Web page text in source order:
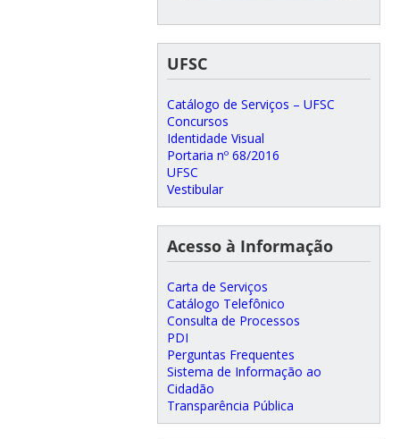
UFSC
Catálogo de Serviços – UFSC
Concursos
Identidade Visual
Portaria nº 68/2016
UFSC
Vestibular
Acesso à Informação
Carta de Serviços
Catálogo Telefônico
Consulta de Processos
PDI
Perguntas Frequentes
Sistema de Informação ao
Cidadão
Transparência Pública